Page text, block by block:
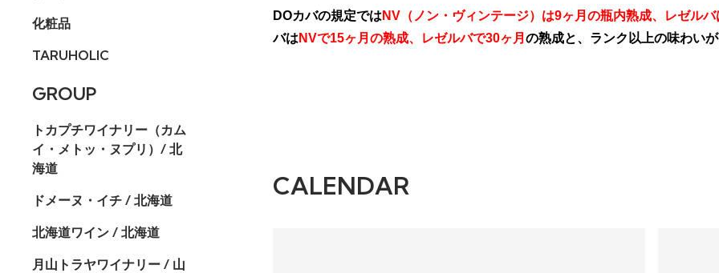
化粧品
TARUHOLIC
GROUP
トカプチワイナリー（カム
イ・メトッ・ヌプリ）/ 北
海道
ドメーヌ・イチ / 北海道
北海道ワイン / 北海道
月山トラヤワイナリー / 山
DOカバの規定では NV（ノン・ヴィンテージ）は9ヶ月の瓶内熟成、レゼルバ
バは NVで15ヶ月の熟成、レゼルバで30ヶ月 の熟成と、ランク以上の味わい
CALENDAR